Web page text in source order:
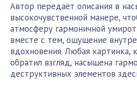
Автор передаёт описания в
высокочувственной манере,
атмосферу гармоничной
вместе с тем, ощущение
вдохновения. Любая картинка,
обратил взгляд, насыщена
деструктивных элементов